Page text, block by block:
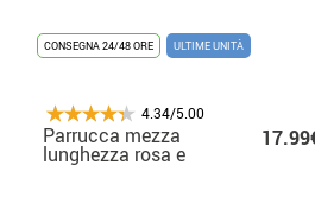
CONSEGNA 24/48 ORE ULTIME UNITÀ
4.34/5.00
Parrucca mezza
lunghezza rosa e
bianca